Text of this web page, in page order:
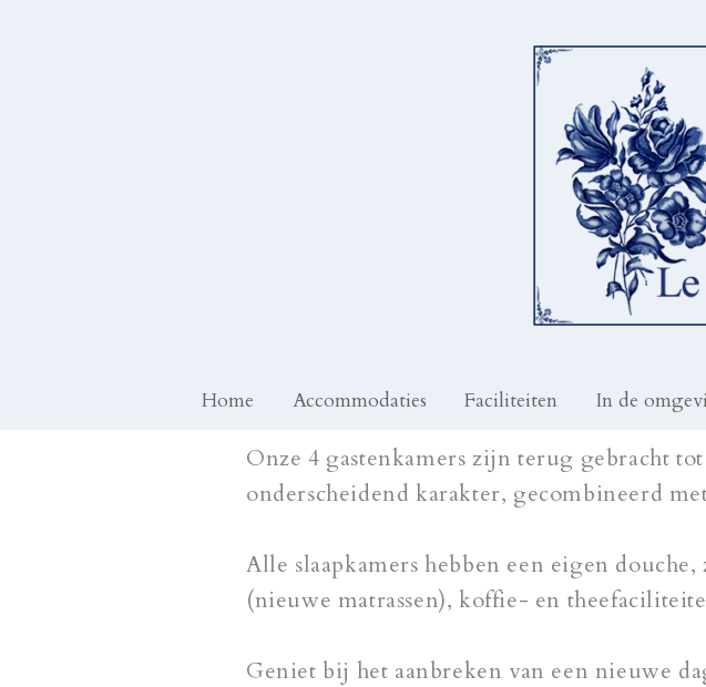
Home Accommodaties Faciliteiten In de
Onze 4 gastenkamers zijn terug gebracht
onderscheidend karakter, gecombineerd
Alle slaapkamers hebben een eigen
(nieuwe matrassen), koffie- en
Geniet bij het aanbreken van een nieuwe